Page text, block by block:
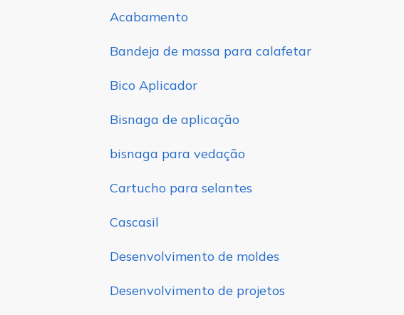
Acabamento
Bandeja de massa para calafetar
Bico Aplicador
Bisnaga de aplicação
bisnaga para vedação
Cartucho para selantes
Cascasil
Desenvolvimento de moldes
Desenvolvimento de projetos